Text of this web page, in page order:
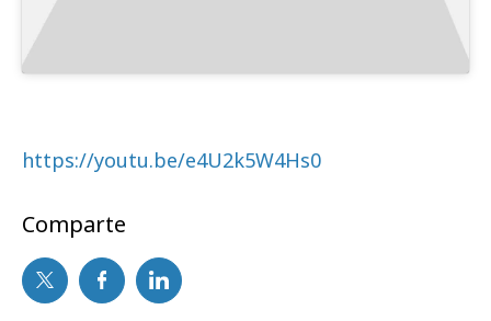
https://youtu.be/e4U2k5W4Hs0
Comparte